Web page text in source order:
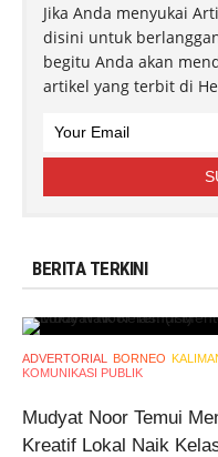
Jika Anda menyukai
disini untuk
begitu Anda akan
artikel yang terbit di
BERITA TERKINI
ADVERTORIAL BORNEO
KOMUNIKASI PUBLIK
Mudyat Noor Temui
Kreatif Lokal Naik